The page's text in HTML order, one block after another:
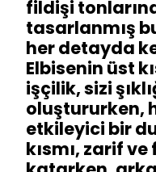
fildişi
tasarlanmış
her detayda
Elbisenin üst
işçilik, sizi
oluştururken,
etkileyici bir
kısmı, zarif